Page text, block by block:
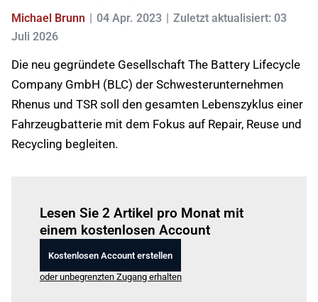
Michael Brunn 04 Apr. 2023
Zuletzt aktualisiert: 03
Juli 2026
Die neu gegründete Gesellschaft The Battery Lifecycle
Company GmbH (BLC) der Schwesterunternehmen
Rhenus und TSR soll den gesamten Lebenszyklus einer
Fahrzeugbatterie mit dem Fokus auf Repair, Reuse und
Recycling begleiten.
Lesen Sie 2 Artikel pro Monat mit
einem kostenlosen Account
Kostenlosen Account erstellen
oder unbegrenzten Zugang erhalten